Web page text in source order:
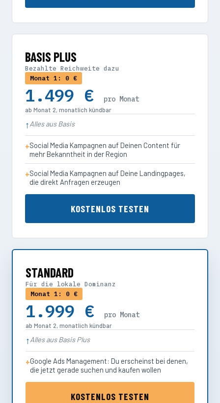
BASIS PLUS
Bezahlte Reichweite dazu
Monat 1: 0 €
1.499 € pro Monat
ab Monat 2, monatlich kündbar
Alles aus Basis
Social Media Kampagnen auf Deinen Content für
mehr Bekanntheit in der Region
Social Media Kampagnen auf Deine Landingpages,
die direkt Anfragen erzeugen
KOSTENLOS TESTEN
STANDARD
Für die lokale Dominanz
Monat 1: 0 €
1.999 € pro Monat
ab Monat 2, monatlich kündbar
Alles aus Basis Plus
Google Ads Management: Du erscheinst bei denen,
die jetzt gerade suchen und kaufen wollen
KOSTENLOS TESTEN